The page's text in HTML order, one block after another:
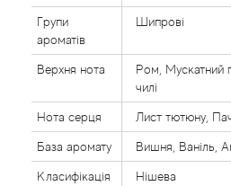
Групи
ароматів
Шипрові
Верхня нота
Ром, Мускатний
чилі
Нота серця Лист тютюну,
База аромату Вишня, Ваніль,
Класифікація Нішева